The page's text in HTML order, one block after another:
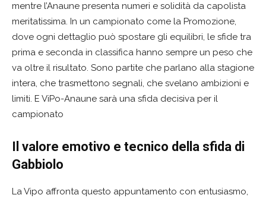
mentre l’Anaune presenta numeri e solidità da capolista
meritatissima. In un campionato come la Promozione,
dove ogni dettaglio può spostare gli equilibri, le sfide tra
prima e seconda in classifica hanno sempre un peso che
va oltre il risultato. Sono partite che parlano alla stagione
intera, che trasmettono segnali, che svelano ambizioni e
limiti. E ViPo-Anaune sarà una sfida decisiva per il
campionato
Il valore emotivo e tecnico della sfida di
Gabbiolo
La Vipo affronta questo appuntamento con entusiasmo,